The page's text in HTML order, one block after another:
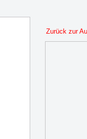
Zurück zur